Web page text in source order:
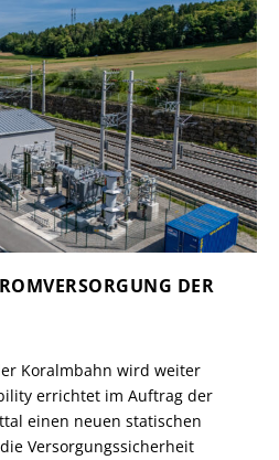
DER
Koralmbahn wird weiter
errichtet im Auftrag der
einen neuen statischen
Versorgungssicherheit